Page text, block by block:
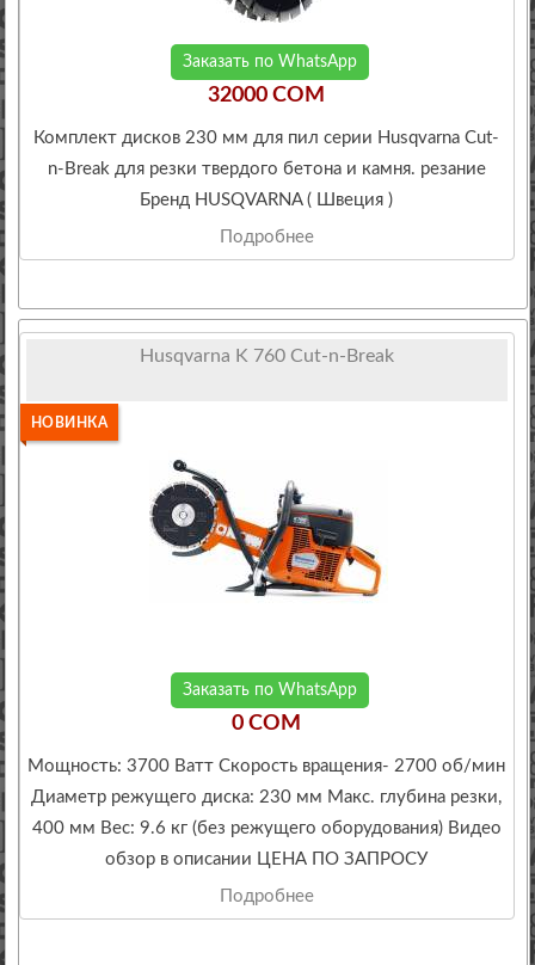
Заказать по WhatsApp
32000 COM
Комплект дисков 230 мм для пил серии Husqvarna Cut-
n-Break для резки твердого бетона и камня. резание
Бренд HUSQVARNA ( Швеция )
Подробнее
Husqvarna K 760 Cut-n-Break
НОВИНКА
Заказать по WhatsApp
0 COM
Мощность: 3700 Ватт Скорость вращения- 2700 об/мин
Диаметр режущего диска: 230 мм Макс. глубина резки,
400 мм Вес: 9.6 кг (без режущего оборудования) Видео
обзор в описании ЦЕНА ПО ЗАПРОСУ
Подробнее